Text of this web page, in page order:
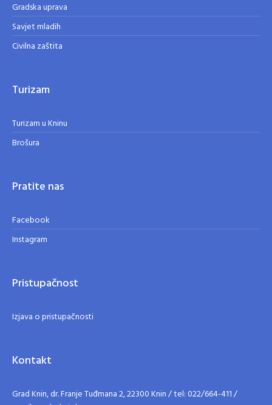
Gradska uprava
Savjet mladih
Civilna zaštita
Turizam
Turizam u Kninu
Brošura
Pratite nas
Facebook
Instagram
Pristupačnost
Izjava o pristupačnosti
Kontakt
Grad Knin, dr. Franje Tuđmana 2, 22300 Knin / tel: 022/664-411 /